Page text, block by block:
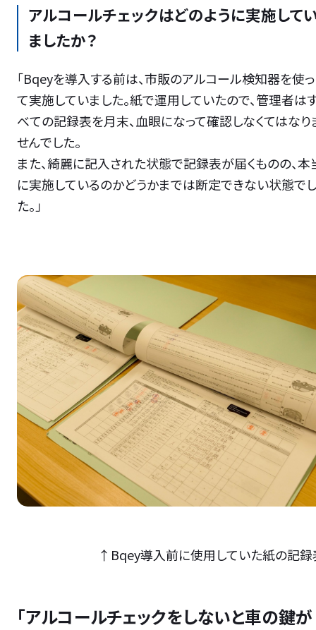
アルコールチェックはどのように実施して
ましたか？
「Bqeyを導入する前は、市販のアルコール検知器を使っ
て実施していました。紙で運用していたので、管理者は
べての記録表を月末、血眼になって確認しなくてはなり
せんでした。
また、綺麗に記入された状態で記録表が届くものの、本
に実施しているのかどうかまでは断定できない状態でし
た。」
↑Bqey導入前に使用していた紙の記録
「アルコールチェックをしないと車の鍵が